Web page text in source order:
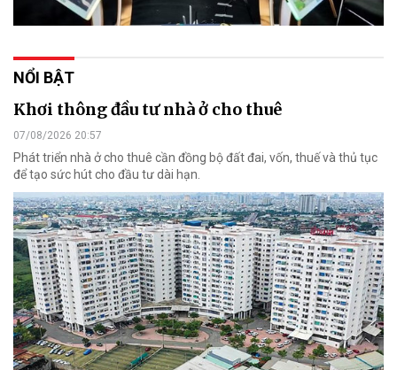
NỔI BẬT
Khơi thông đầu tư nhà ở cho thuê
07/08/2026 20:57
Phát triển nhà ở cho thuê cần đồng bộ đất đai, vốn, thuế và thủ tục
để tạo sức hút cho đầu tư dài hạn.